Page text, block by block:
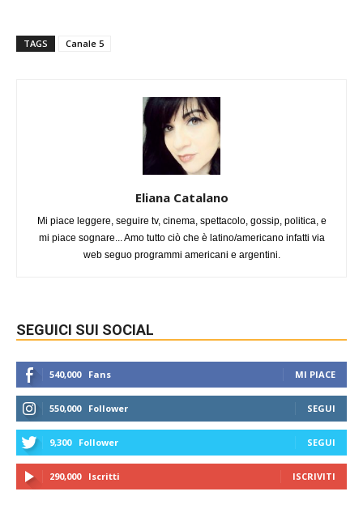
TAGS Canale 5
Eliana Catalano
Mi piace leggere, seguire tv, cinema, spettacolo, gossip, politica, e
mi piace sognare... Amo tutto ciò che è latino/americano infatti via
web seguo programmi americani e argentini.
SEGUICI SUI SOCIAL
540,000 Fans MI PIACE
550,000 Follower SEGUI
9,300 Follower SEGUI
290,000 Iscritti ISCRIVITI